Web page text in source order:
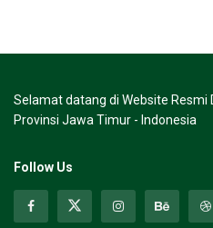
Selamat datang di Website Resmi
Provinsi Jawa Timur - Indonesia
Follow Us